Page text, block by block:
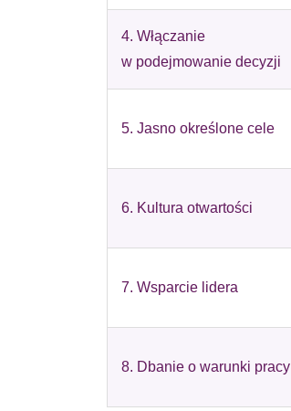
4. Włączanie
w podejmowanie decyzji
5. Jasno określone cele
6. Kultura otwartości
7. Wsparcie lidera
8. Dbanie o warunki pracy
na